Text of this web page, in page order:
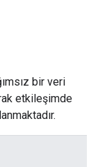
bir veri
etkileşimde